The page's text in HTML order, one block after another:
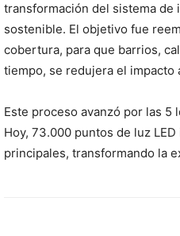
transformación del sistema de
sostenible. El objetivo fue
cobertura, para que barrios,
tiempo, se redujera el impacto
Este proceso avanzó por las
Hoy, 73.000 puntos de luz
principales, transformando la